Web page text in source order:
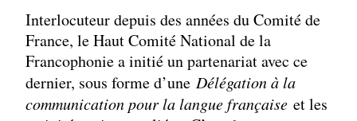
Interlocuteur depuis des années du Comité de
France, le Haut Comité National de la
Francophonie a initié un partenariat avec ce
dernier, sous forme d’une Délégation à la
communication pour la langue française et les